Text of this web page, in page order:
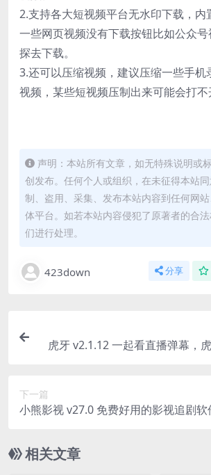
2.支持各大短视频平台无水印下载，内
一些网页视频没有下载按钮比如公众
探去下载。
3.还可以压缩视频，建议压缩一些手机
视频，某些短视频压制出来可能会打不
声明：本站所有文章，如无特殊说明或
创发布。任何个人或组织，在未征得本站
制、盗用、采集、发布本站内容到任何网
体平台。如若本站内容侵犯了原著者的合
们进行处理。
423down 分享
虎牙 v2.1.12 一起看直播弹幕，
下一篇
小熊影视 v27.0 免费好用的影视追剧软
相关文章